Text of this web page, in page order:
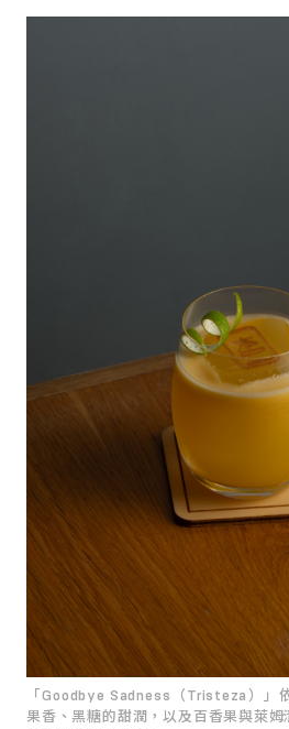
「Goodbye Sadness（Tristeza）」
果香、黑糖的甜潤，以及百香果與萊